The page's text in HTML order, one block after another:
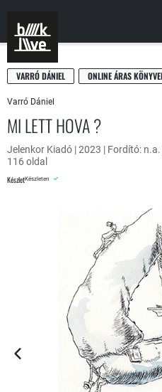
VARRÓ DÁNIEL ONLINE ÁRAS
Varró Dániel
MI LETT HOVA ?
Jelenkor Kiadó | 2023 | Fordító:
116 oldal
KészletKészleten